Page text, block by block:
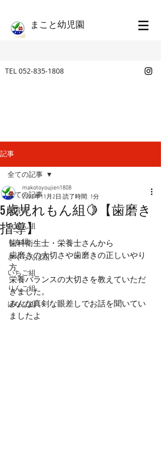
​まこと幼児園
TEL 052-835-1808
記事
全ての記事
保育園
れもん組
もも組
さくらんぼ組
いちご組
りんご組
ばなな組
全ての記事
5歳児れもん組🍋【歯磨き
指導】
makotoyoujien1808
2022年11月2日 読了時間: 1分
歯科衛生士・栄養士さんから
歯磨きの大切さや歯磨きの正しいやり
方
栄養バランスの大切さを教えていただ
きました。
みんな真剣な眼差しでお話を聞いてい
ましたよ